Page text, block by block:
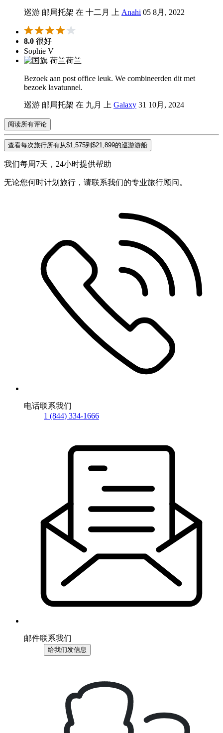
巡游 邮局托架 在 十二月 上 Anahi 05 8月, 2022
8.0 很好
Sophie V
荷兰
Bezoek aan post office leuk. We combineerden dit met
bezoek lavatunnel.
巡游 邮局托架 在 九月 上 Galaxy 31 10月, 2024
阅读所有评论
查看每次旅行所有从$1,575到$21,899的巡游游船
我们每周7天，24小时提供帮助
无论您何时计划旅行，请联系我们的专业旅行顾问。
电话联系我们
1 (844) 334-1666
邮件联系我们
给我们发信息